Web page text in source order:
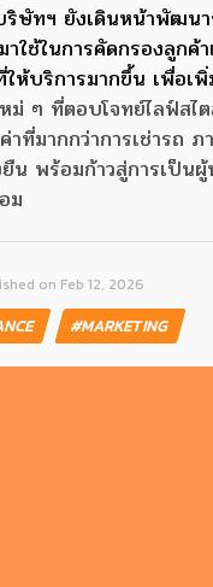
ริษัทฯ ยังเดินหน้าพัฒ
ใช้ในการคัดกรองลูก
ห้บริการมากขึ้น เพื่อเ
ม่ ๆ ที่ตอบโจทย์ไลฟ์สไ
ที่มากกว่าการเช่ารถ
ยืน พร้อมก้าวสู่การเป็
ม
on Feb 12, 2026
#MARKETING